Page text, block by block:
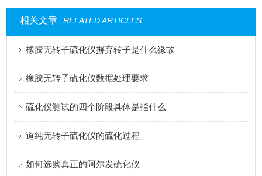
相关文章 RELATED ARTICLES
橡胶无转子硫化仪摒弃转子是什么缘故
橡胶无转子硫化仪数据处理要求
硫化仪测试的四个阶段具体是指什么
道纯无转子硫化仪的硫化过程
如何选购真正的阿尔发硫化仪